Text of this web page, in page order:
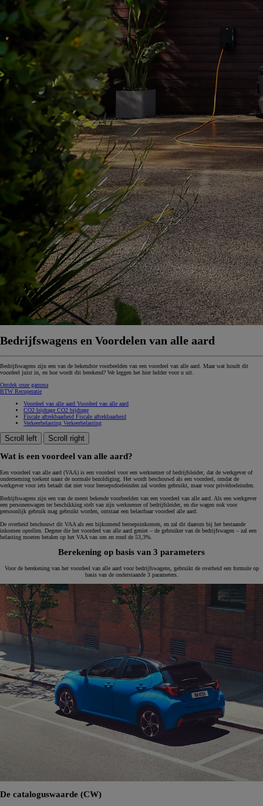
Bedrijfswagens en Voordelen van alle aard
Bedrijfswagens zijn een van de bekendste voorbeelden van een voordeel van alle aard. Maar wat houdt dit
voordeel juist in, en hoe wordt dit berekend? We leggen het hier helder voor u uit.
Ontdek onze gamma
BTW Recuperatie
Voordeel van alle aard Voordeel van alle aard
CO2 bijdrage CO2 bijdrage
Fiscale aftrekbaarheid Fiscale aftrekbaarheid
Verkeerbelasting Verkeerbelasting
Scroll left Scroll right
Wat is een voordeel van alle aard?
Een voordeel van alle aard (VAA) is een voordeel voor een werknemer of bedrijfsleider, dat de werkgever of
onderneming toekent naast de normale bezoldiging. Het wordt beschouwd als een voordeel, omdat de
werkgever voor iets betaalt dat niet voor beroepsdoeleinden zal worden gebruikt, maar voor privédoeleinden.
Bedrijfswagens zijn een van de meest bekende voorbeelden van een voordeel van alle aard. Als een werkgever
een personenwagen ter beschikking stelt van zijn werknemer of bedrijfsleider, en die wagen ook voor
persoonlijk gebruik mag gebruikt worden, ontstaat een belastbaar voordeel alle aard.
De overheid beschouwt dit VAA als een bijkomend beroepsinkomen, en zal dit daarom bij het bestaande
inkomen optellen. Degene die het voordeel van alle aard geniet – de gebruiker van de bedrijfswagen – zal een
belasting moeten betalen op het VAA van om en rond de 53,3%.
Berekening op basis van 3 parameters
Voor de berekening van het voordeel van alle aard voor bedrijfswagens, gebruikt de overheid een formule op
basis van de onderstaande 3 parameters.
De cataloguswaarde (CW)